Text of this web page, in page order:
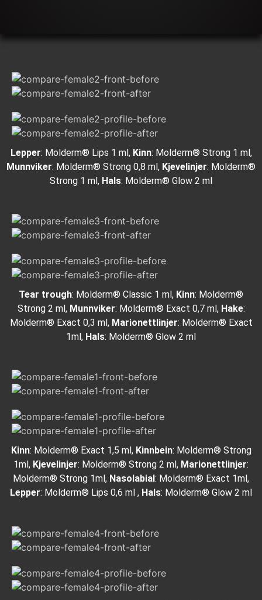
Lepper: Molderm® Lips 1 ml, Kinn: Molderm® Strong 1 ml,
Munnviker: Molderm® Strong 0,8 ml, Kjevelinjer: Molderm®
Strong 1 ml, Hals: Molderm® Glow 2 ml
Tear trough: Molderm® Classic 1 ml, Kinn: Molderm®
Strong 2 ml, Munnviker: Molderm® Exact 0,7 ml, Hake:
Molderm® Exact 0,3 ml, Marionettlinjer: Molderm® Exact
1ml, Hals: Molderm® Glow 2 ml
Kinn: Molderm® Exact 1,5 ml, Kinnbein: Molderm® Strong
1ml, Kjevelinjer: Molderm® Strong 2 ml, Marionettlinjer:
Molderm® Strong 1ml, Nasolabial : Molderm® Exact 1ml,
Lepper: Molderm® Lips 0,6 ml , Hals: Molderm® Glow 2 ml